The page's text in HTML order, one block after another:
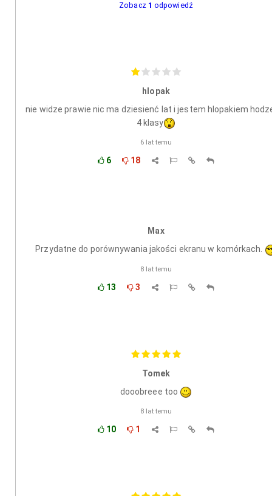
Zobacz 1 odpowiedź
hlopak
nie widze prawie nic ma dziesienć lat i jestem hlopakiem
4 klasy
6 lat temu
6 18
Max
Przydatne do porównywania jakości ekranu w komórkach.
8 lat temu
13 3
Tomek
dooobreee too
8 lat temu
10 1